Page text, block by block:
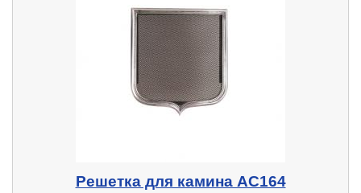
Решетка для камина AC164